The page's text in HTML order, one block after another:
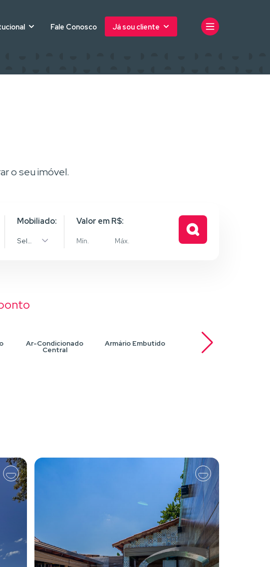
Fale Conosco Já sou cliente
o seu imóvel.
Mobiliado:
Selecione
Valor em R$:
Ar-Condicionado
Central
Armário Embutido Armários planejados
na cozinha